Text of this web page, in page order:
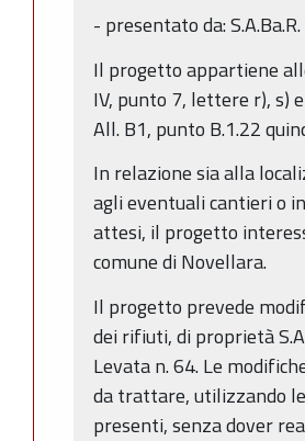
- presentato da:
Il progetto appartiene
IV, punto 7, lettere r), s)
All. B1, punto B.1.22
In relazione sia alla
agli eventuali cantieri o
attesi, il progetto
comune di Novellara.
Il progetto prevede
dei rifiuti, di proprietà
Levata n. 64. Le
da trattare, utilizzando
presenti, senza dover